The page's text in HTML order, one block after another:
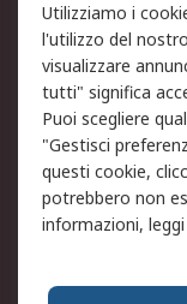
Informativa
Email Security
Condizioni di
Etica e
Chi Siamo
Chi Siamo
Utilizziamo i
l'utilizzo del
visualizzare
tutti" significa
Puoi scegliere
"Gestisci
questi cookie,
potrebbero non
informazioni,